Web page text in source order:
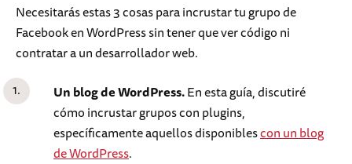
Necesitarás estas 3 cosas para incrustar tu grupo de
Facebook en WordPress sin tener que ver código ni
contratar a un desarrollador web.
Un blog de WordPress.En esta guía, discutiré
cómo incrustar grupos con plugins,
específicamente aquellos disponiblescon un blog
de WordPress.